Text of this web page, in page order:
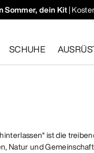
Sommer, dein Kit|
innerhalb von 30
SCHUHE
ist die
Natur und